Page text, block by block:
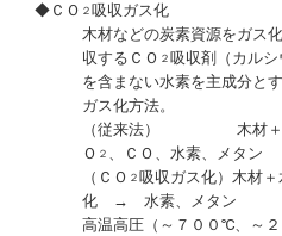
◆ＣＯ ２ 吸収ガス化
木材などの炭素資源をガス
収するＣＯ ２ 吸収剤（カル
を含まない水素を主成分と
ガス化方法。
（従来法） 木材
Ｏ ２ 、ＣＯ、水素、メタン
（ＣＯ ２ 吸収ガス化）木材
化 → 水素、メタン
高温高圧（～７００℃、～